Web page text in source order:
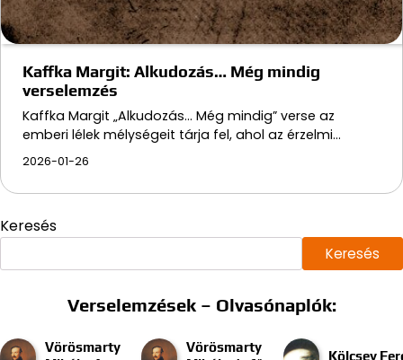
Kaffka Margit: Alkudozás… Még mindig
verselemzés
Kaffka Margit „Alkudozás... Még mindig” verse az
emberi lélek mélységeit tárja fel, ahol az érzelmi…
2026-01-26
Keresés
Keresés
Verselemzések – Olvasónaplók:
Vörösmarty
Vörösmarty
Kölcsey